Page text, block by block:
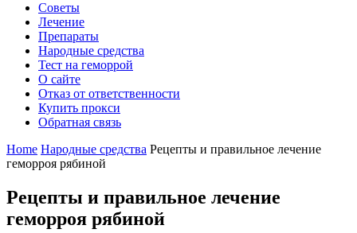
Советы
Лечение
Препараты
Народные средства
Тест на геморрой
О сайте
Отказ от ответственности
Купить прокси
Обратная связь
Home Народные средства Рецепты и правильное лечение
геморроя рябиной
Рецепты и правильное лечение
геморроя рябиной